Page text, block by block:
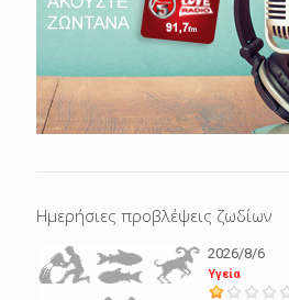
Ημερήσιες προβλέψεις ζωδίων
2026/8/6
Υγεία